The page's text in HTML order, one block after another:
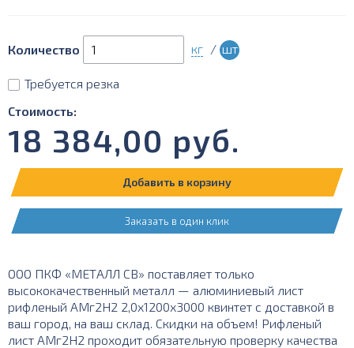
Количество кг / шт
Требуется резка
Стоимость:
18 384,00 руб.
Добавить в корзину
Заказать в один клик
ООО ПКФ «МЕТАЛЛ СВ» поставляет только
высококачественный металл — алюминиевый лист
рифленый АМг2Н2 2,0х1200х3000 квинтет с доставкой в
ваш город, на ваш склад. Скидки на объем! Рифленый
лист АМг2Н2 проходит обязательную проверку качества